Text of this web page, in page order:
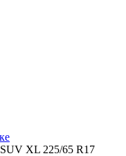
XL 225/65 R17